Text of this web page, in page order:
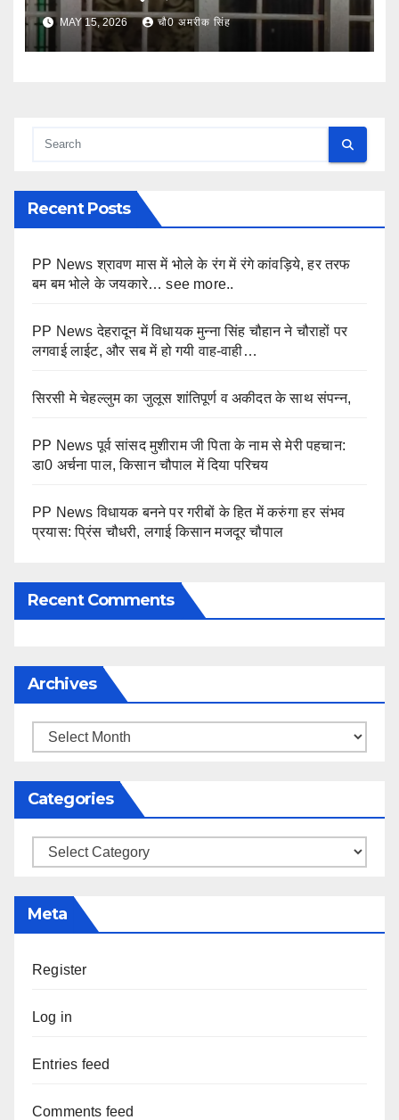
MAY 15, 2026 चौ0 अमरीक सिंह
Recent Posts
PP News श्रावण मास में भोले के रंग में रंगे कांवड़िये, हर तरफ
बम बम भोले के जयकारे… see more..
PP News देहरादून में विधायक मुन्ना सिंह चौहान ने चौराहों पर
लगवाई लाईट, और सब में हो गयी वाह-वाही…
सिरसी मे चेहल्लुम का जुलूस शांतिपूर्ण व अकीदत के साथ संपन्न,
PP News पूर्व सांसद मुशीराम जी पिता के नाम से मेरी पहचान:
डा0 अर्चना पाल, किसान चौपाल में दिया परिचय
PP News विधायक बनने पर गरीबों के हित में करुंगा हर संभव
प्रयास: प्रिंस चौधरी, लगाई किसान मजदूर चौपाल
Recent Comments
Archives
Archives
Categories
Categories
Meta
Register
Log in
Entries feed
Comments feed